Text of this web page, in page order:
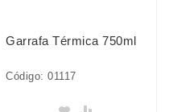
Garrafa Térmica 750ml
Código: 01117